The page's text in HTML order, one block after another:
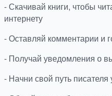
- Скачивай книги, чтобы
интернету
- Оставляй комментарии и
- Получай уведомления о
- Начни свой путь писателя